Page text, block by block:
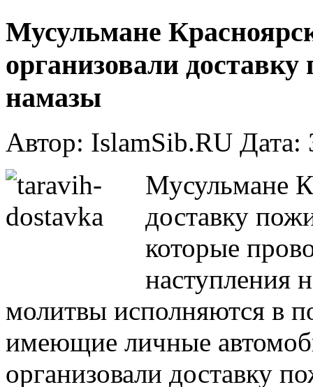
Мусульмане
организовали
намазы
Автор: IslamSib.RU Дата:
Мусульмане
доставку
которые
наступления
молитвы исполняются в
имеющие личные
организовали доставку